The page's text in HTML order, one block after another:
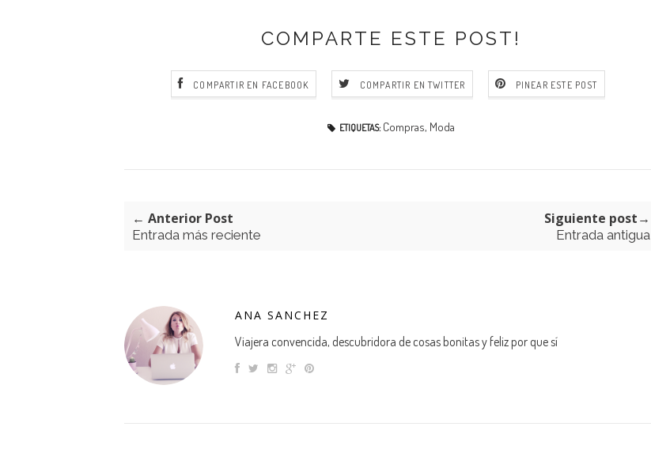
COMPARTE ESTE POST!
COMPARTIR EN FACEBOOK COMPARTIR EN TWITTER PINEAR ESTE POST
ETIQUETAS: Compras, Moda
← Anterior Post
Entrada más reciente
Siguiente post→
Entrada antigua
ANA SANCHEZ
Viajera convencida, descubridora de cosas bonitas y feliz por que sí